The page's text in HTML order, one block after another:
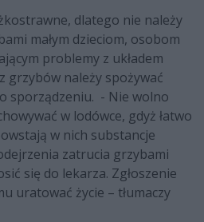
dlatego nie należy
małym dzieciom, osobom
problemy z układem
grzybów należy spożywać
sporządzeniu. - Nie wolno
w lodówce, gdyż łatwo
w nich substancje
zatrucia grzybami
się do lekarza. Zgłoszenie
uratować życie – tłumaczy